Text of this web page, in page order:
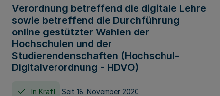
Verordnung betreffend die digitale Lehre
sowie betreffend die Durchführung
online gestützter Wahlen der
Hochschulen und der
Studierendenschaften (Hochschul-
Digitalverordnung - HDVO)
In Kraft Seit 18. November 2020